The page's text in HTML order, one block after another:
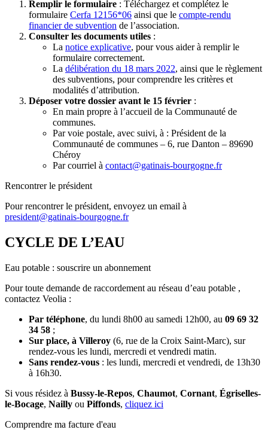
Remplir le formulaire : Téléchargez et complétez le
formulaire Cerfa 12156*06 ainsi que le compte-rendu
financier de subvention de l’association.
Consulter les documents utiles :
La notice explicative, pour vous aider à remplir le
formulaire correctement.
La délibération du 18 mars 2022, ainsi que le règlement
des subventions, pour comprendre les critères et
modalités d’attribution.
Déposer votre dossier avant le 15 février :
En main propre à l’accueil de la Communauté de
communes.
Par voie postale, avec suivi, à : Président de la
Communauté de communes – 6, rue Danton – 89690
Chéroy
Par courriel à contact@gatinais-bourgogne.fr
Rencontrer le président
Pour rencontrer le président, envoyez un email à
president@gatinais-bourgogne.fr
CYCLE DE L’EAU
Eau potable : souscrire un abonnement
Pour toute demande de raccordement au réseau d’eau potable ,
contactez Veolia :
Par téléphone, du lundi 8h00 au samedi 12h00, au 09 69 32
34 58 ;
Sur place, à Villeroy (6, rue de la Croix Saint-Marc), sur
rendez-vous les lundi, mercredi et vendredi matin.
Sans rendez-vous : les lundi, mercredi et vendredi, de 13h30
à 16h30.
Si vous résidez à Bussy-le-Repos, Chaumot, Cornant, Égriselles-
le-Bocage, Nailly ou Piffonds, cliquez ici
Comprendre ma facture d'eau